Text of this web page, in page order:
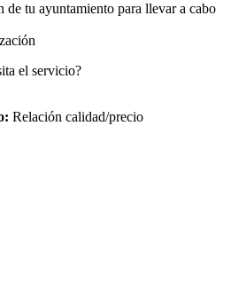
de tu ayuntamiento para llevar a cabo
el servicio?
Relación calidad/precio